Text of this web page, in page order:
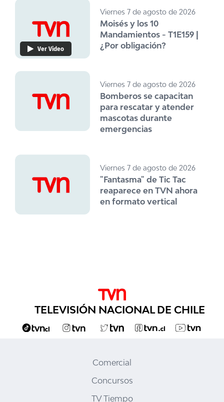
Ver Video
Viernes 7 de agosto de 2026
Moisés y los 10
Mandamientos - T1E159 |
¿Por obligación?
Viernes 7 de agosto de 2026
Bomberos se capacitan
para rescatar y atender
mascotas durante
emergencias
Viernes 7 de agosto de 2026
"Fantasma" de Tic Tac
reaparece en TVN ahora
en formato vertical
TELEVISIÓN NACIONAL DE CHILE
Comercial
Concursos
TV Tiempo